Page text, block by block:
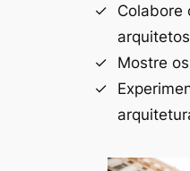
Colabore
Mostre